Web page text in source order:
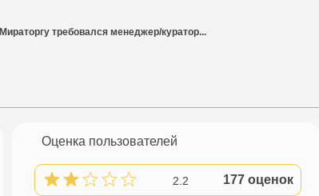
Мираторгу требовался менеджер/куратор...
Оценка пользователей
2.2 177 оценок